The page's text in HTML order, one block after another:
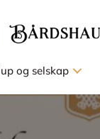
og selskap